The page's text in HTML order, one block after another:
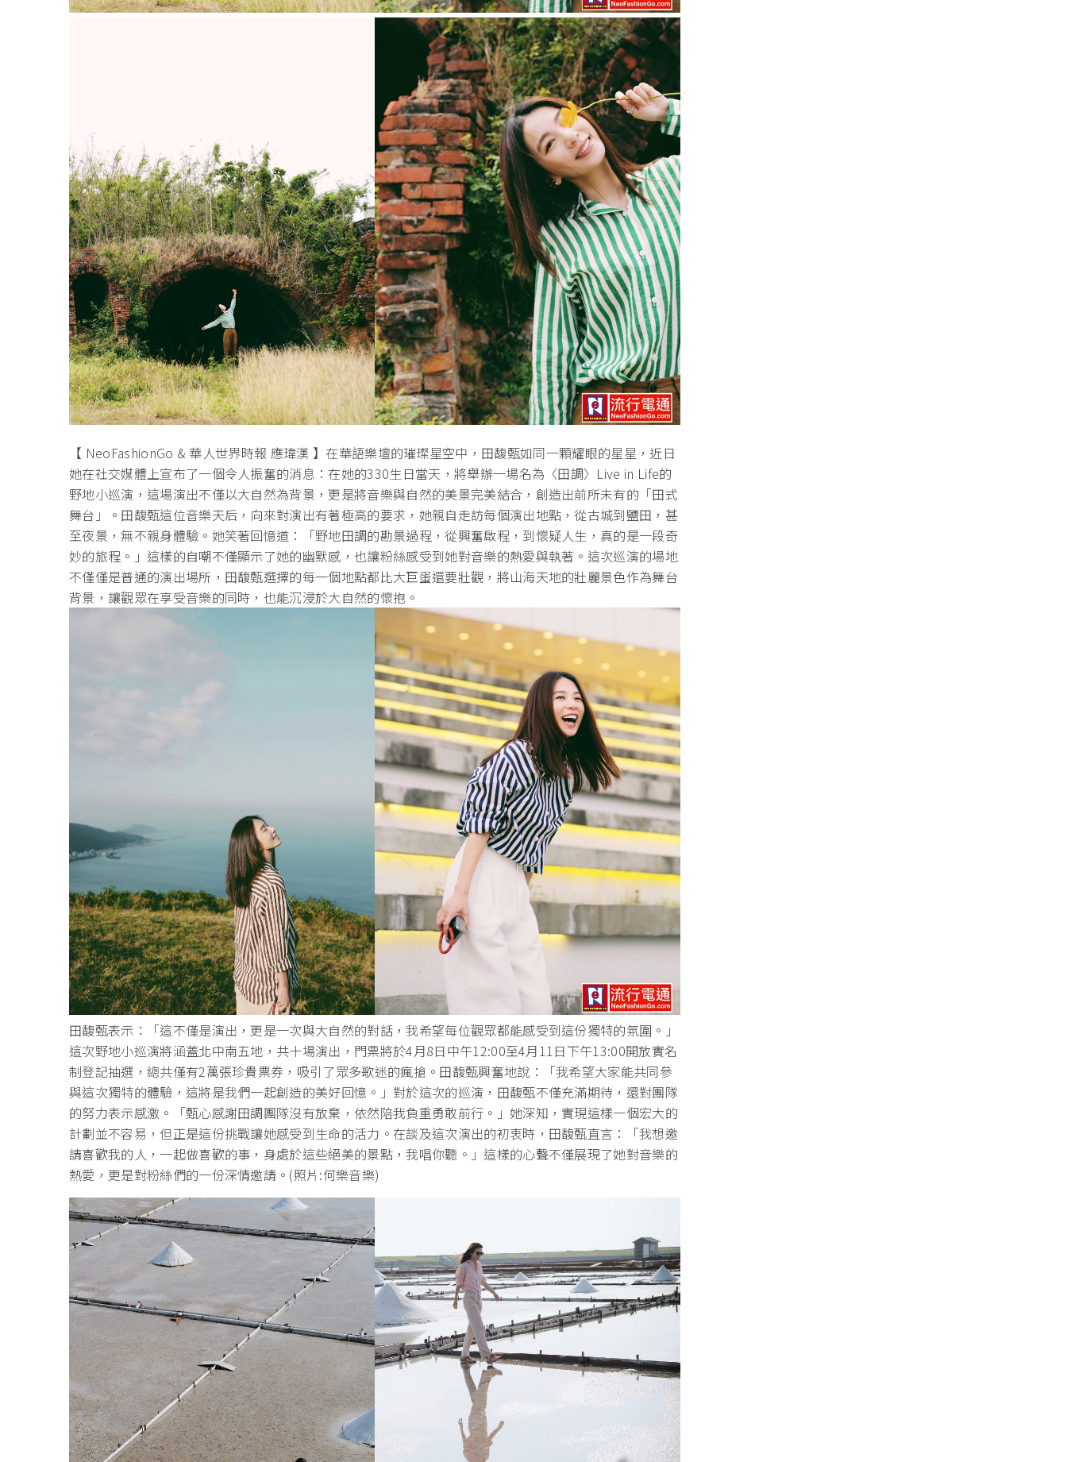
【 NeoFashionGo & 華人世界時報 應瑋漢 】在華語樂壇的璀璨星空中，田馥甄如同一顆耀眼的星星，近日
她在社交媒體上宣布了一個令人振奮的消息：在她的330生日當天，將舉辦一場名為〈田調〉Live in Life的
野地小巡演，這場演出不僅以大自然為背景，更是將音樂與自然的美景完美結合，創造出前所未有的「田式
舞台」。田馥甄這位音樂天后，向來對演出有著極高的要求，她親自走訪每個演出地點，從古城到鹽田，甚
至夜景，無不親身體驗。她笑著回憶道：「野地田調的勘景過程，從興奮啟程，到懷疑人生，真的是一段奇
妙的旅程。」這樣的自嘲不僅顯示了她的幽默感，也讓粉絲感受到她對音樂的熱愛與執著。這次巡演的場地
不僅僅是普通的演出場所，田馥甄選擇的每一個地點都比大巨蛋還要壯觀，將山海天地的壯麗景色作為舞台
背景，讓觀眾在享受音樂的同時，也能沉浸於大自然的懷抱。
田馥甄表示：「這不僅是演出，更是一次與大自然的對話，我希望每位觀眾都能感受到這份獨特的氛圍。」
這次野地小巡演將涵蓋北中南五地，共十場演出，門票將於4月8日中午12:00至4月11日下午13:00開放實名
制登記抽選，總共僅有2萬張珍貴票券，吸引了眾多歌迷的瘋搶。田馥甄興奮地說：「我希望大家能共同參
與這次獨特的體驗，這將是我們一起創造的美好回憶。」對於這次的巡演，田馥甄不僅充滿期待，還對團隊
的努力表示感激。「甄心感謝田調團隊沒有放棄，依然陪我負重勇敢前行。」她深知，實現這樣一個宏大的
計劃並不容易，但正是這份挑戰讓她感受到生命的活力。在談及這次演出的初衷時，田馥甄直言：「我想邀
請喜歡我的人，一起做喜歡的事，身處於這些絕美的景點，我唱你聽。」這樣的心聲不僅展現了她對音樂的
熱愛，更是對粉絲們的一份深情邀請。(照片:何樂音樂)